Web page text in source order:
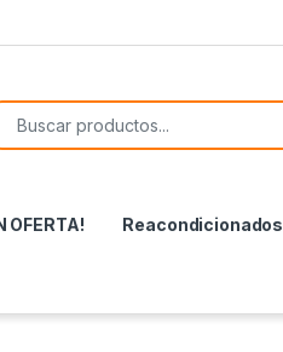
for:
OFERTA! Reacondicionados